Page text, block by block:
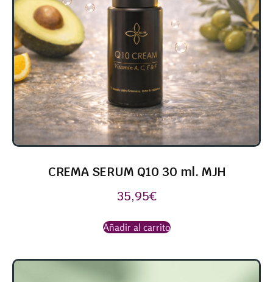
CREMA SERUM Q10 30 ml. MJH
35,95€
Añadir al carrito